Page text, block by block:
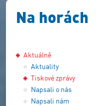
Na horách
Aktuálně
Aktuality
Tiskové zprávy
Napsali o nás
Napsali nám